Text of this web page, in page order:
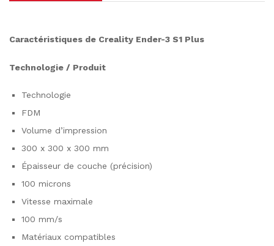
Caractéristiques de Creality Ender-3 S1 Plus
Technologie / Produit
Technologie
FDM
Volume d’impression
300 x 300 x 300 mm
Épaisseur de couche (précision)
100 microns
Vitesse maximale
100 mm/s
Matériaux compatibles